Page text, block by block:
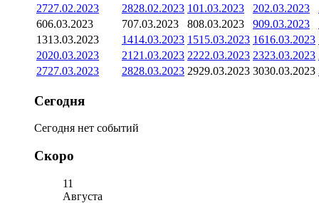
2727.02.2023 2828.02.2023 101.03.2023 202.03.2023
606.03.2023 707.03.2023 808.03.2023 909.03.2023
1313.03.2023 1414.03.2023 1515.03.2023 1616.03.2023
2020.03.2023 21 21.03.2023 2222.03.2023 2323.03.2023
2727.03.2023 2828.03.2023 2929.03.2023 3030.03.2023
Сегодня
Сегодня нет событий
Скоро
11
Августа